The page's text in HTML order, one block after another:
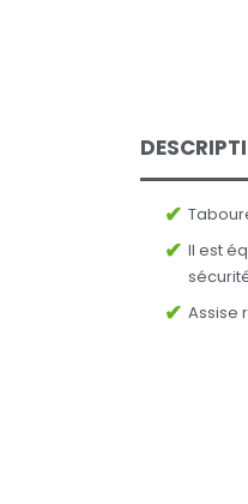
Il est
Assise